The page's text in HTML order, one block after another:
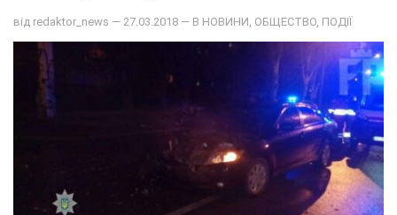
від redaktor_news — 27.03.2018 — В НОВИНИ ОБЩЕСТВО ПОДІЇ